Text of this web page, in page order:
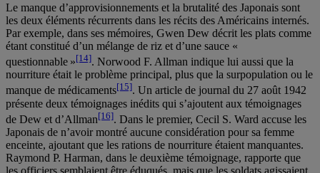
Le manque d’approvisionnements et la brutalité des Japonais sont
les deux éléments récurrents dans les récits des Américains internés.
Par exemple, dans ses mémoires, Gwen Dew décrit les plats comme
étant constitué d’un mélange de riz et d’une sauce «
questionnable »[14]. Norwood F. Allman indique lui aussi que la
nourriture était le problème principal, plus que la surpopulation ou le
manque de médicaments[15]. Un article de journal du 27 août 1942
présente deux témoignages inédits qui s’ajoutent aux témoignages
de Dew et d’Allman[16]. Dans le premier, Cecil S. Ward accuse les
Japonais de n’avoir montré aucune considération pour sa femme
enceinte, ajoutant que les rations de nourriture étaient manquantes.
Raymond P. Harman, dans le deuxième témoignage, rapporte que
les officiers semblaient être éduqués, mais que les soldats agissaient